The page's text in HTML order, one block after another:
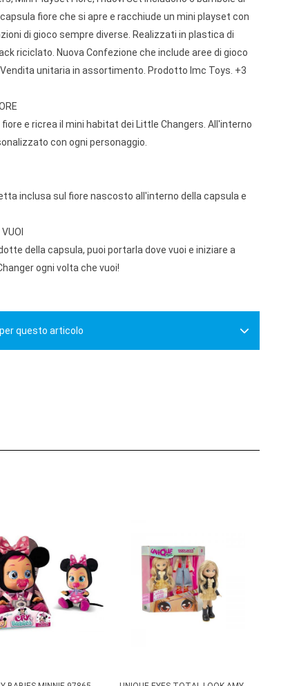
fiore che si apre e racchiude un mini playset con
di gioco sempre diverse. Realizzati in plastica di
riciclato. Nuova Confezione che include aree di gioco
unitaria in assortimento. Prodotto Imc Toys. +3
fiore e ricrea il mini habitat dei Little Changers. All'interno
con ogni personaggio.
inclusa sul fiore nascosto all'interno della capsula e
della capsula, puoi portarla dove vuoi e iniziare a
ogni volta che vuoi!
questo articolo